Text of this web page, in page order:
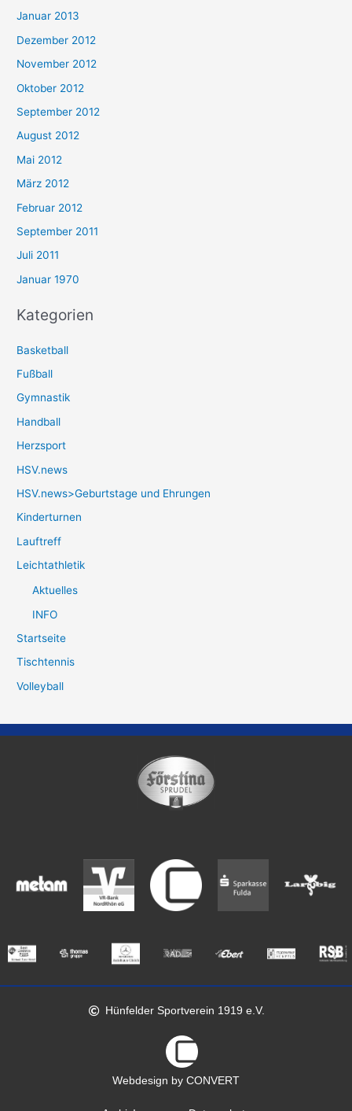
Januar 2013
Dezember 2012
November 2012
Oktober 2012
September 2012
August 2012
Mai 2012
März 2012
Februar 2012
September 2011
Juli 2011
Januar 1970
Kategorien
Basketball
Fußball
Gymnastik
Handball
Herzsport
HSV.news
HSV.news>Geburtstage und Ehrungen
Kinderturnen
Lauftreff
Leichtathletik
Aktuelles
INFO
Startseite
Tischtennis
Volleyball
Hünfelder Sportverein 1919 e.V.
Webdesign by CONVERT